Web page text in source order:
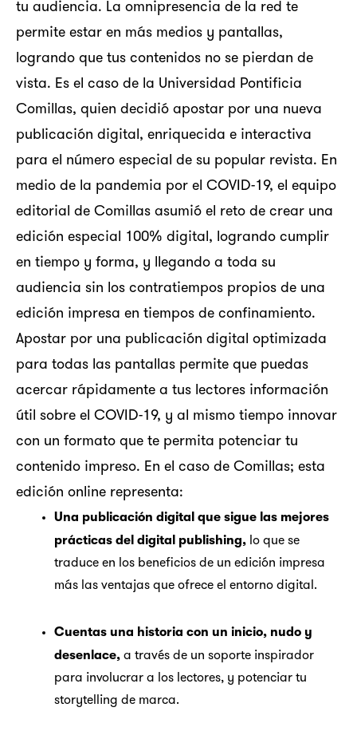
tu audiencia. La omnipresencia de la red te
permite estar en más medios y pantallas,
logrando que tus contenidos no se pierdan de
vista. Es el caso de la Universidad Pontificia
Comillas, quien decidió apostar por una nueva
publicación digital, enriquecida e interactiva
para el número especial de su popular revista. En
medio de la pandemia por el COVID-19, el equipo
editorial de Comillas asumió el reto de crear una
edición especial 100% digital, logrando cumplir
en tiempo y forma, y llegando a toda su
audiencia sin los contratiempos propios de una
edición impresa en tiempos de confinamiento.
Apostar por una publicación digital optimizada
para todas las pantallas permite que puedas
acercar rápidamente a tus lectores información
útil sobre el COVID-19, y al mismo tiempo innovar
con un formato que te permita potenciar tu
contenido impreso. En el caso de Comillas; esta
edición online representa:
Una publicación digital que sigue las mejores
prácticas del digital publishing,lo que se
traduce en los beneficios de un edición impresa
más las ventajas que ofrece el entorno digital.
Cuentas una historia con un inicio, nudo y
desenlace,a través de un soporte inspirador
para involucrar a los lectores, y potenciar tu
storytelling de marca.